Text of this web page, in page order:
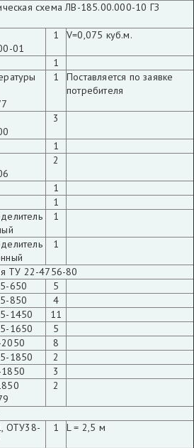
схема ЛВ-185.00.000-10 ГЗ
01
1 V=0,075 куб.м.
1
1
Поставляется по заявке
потребителя
3
1
2
1
1
1
1
ТУ 22-4756-80
650
5
850
4
1450
11
1650
5
8
1850
2
3
2
ОТУ38-
1 L = 2,5 м